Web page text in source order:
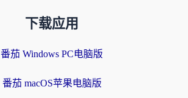
下载应用
番茄 Windows PC电脑版
番茄 macOS苹果电脑版